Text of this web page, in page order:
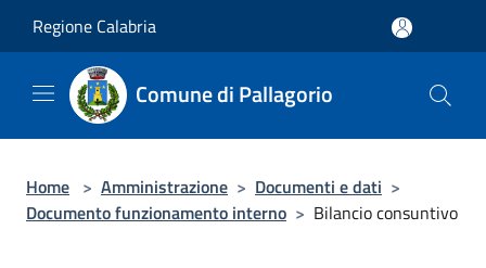
Regione Calabria
Comune di Pallagorio
Home > Amministrazione > Documenti e dati >
Documento funzionamento interno > Bilancio consuntivo